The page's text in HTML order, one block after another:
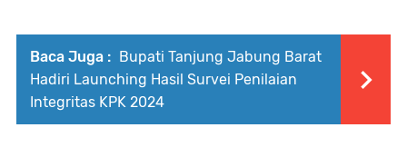
Baca Juga :
Bupati Tanjung Jabung Barat
Hadiri Launching Hasil Survei Penilaian
Integritas KPK 2024